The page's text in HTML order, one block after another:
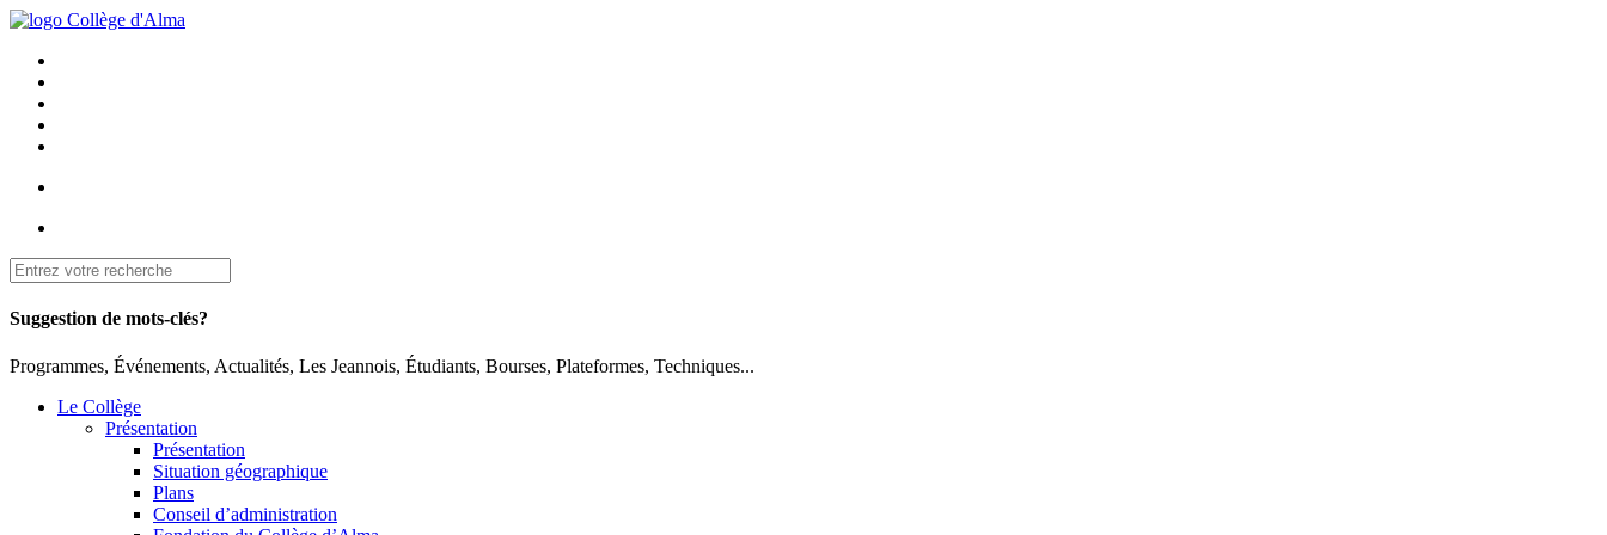
Suggestion de mots-clés?
Programmes, Événements, Actualités, Les Jeannois, Étudiants, Bourses, Plateformes, Techniques...
Le Collège
Présentation
Présentation
Situation géographique
Plans
Conseil d’administration